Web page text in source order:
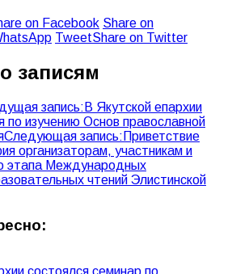
on Facebook Share on
TweetShare on Twitter
записям
запись: В Якутской епархии
по изучению Основ православной
Следующая запись: Приветствие
организаторам, участникам и
этапа Международных
чтений Элистинской